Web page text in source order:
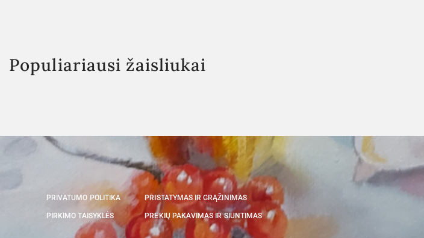
Populiariausi žaisliukai
PRIVATUMO POLITIKA
PIRKIMO TAISYKLĖS
PRISTATYMAS IR GRĄŽINIMAS
PREKIŲ PAKAVIMAS IR SIUNTIMAS